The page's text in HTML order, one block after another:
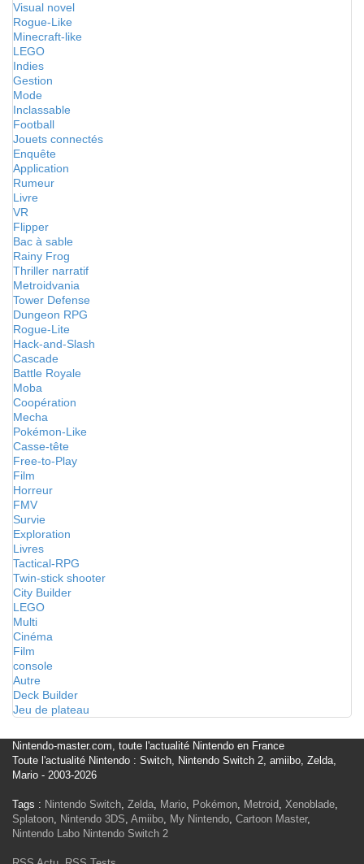
Visual novel
Rogue-Like
Minecraft-like
LEGO
Indies
Gestion
Mode
Inclassable
Football
Jouets connectés
Enquête
Application
Rumeur
Livre
VR
Flipper
Bac à sable
Rainy Frog
Thriller narratif
Metroidvania
Tower Defense
Dungeon RPG
Rogue-Lite
Hack-and-Slash
Cascade
Battle Royale
Moba
Coopération
Mecha
Pokémon-Like
Casse-tête
Free-to-Play
Film
Horreur
FMV
Survie
Exploration
Livres
Tactical-RPG
Twin-stick shooter
City Builder
LEGO
Multi
Cinéma
Film
console
Autre
Deck Builder
Jeu de plateau
Nintendo-master.com, toute l'actualité Nintendo en France
Toute l'actualité Nintendo : Switch, Nintendo Switch 2, amiibo, Zelda,
Mario - 2003-2026
Tags : Nintendo Switch, Zelda, Mario, Pokémon, Metroid, Xenoblade,
Splatoon, Nintendo 3DS, Amiibo, My Nintendo, Cartoon Master,
Nintendo Labo Nintendo Switch 2